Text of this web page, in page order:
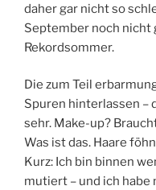
daher gar nicht so
September noch nicht
Rekordsommer.
Die zum Teil
Spuren hinterlassen –
sehr. Make-up?
Was ist das. Haare
Kurz: Ich bin binnen
mutiert – und ich habe